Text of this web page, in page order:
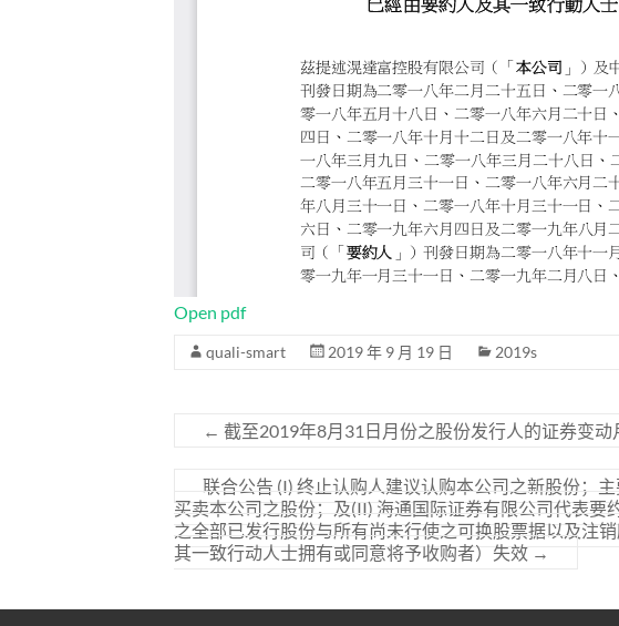
Open pdf
quali-smart 2019 年 9 月 19 日 2019s
← 截至2019年8月31日月份之股份发行人的证券变动
联合公告 (I) 终止认购人建议认购本公司之新股份；
买卖本公司之股份；及(II) 海通国际证券有限公司代表
之全部已发行股份与所有尚未行使之可换股票据以及注
其一致行动人士拥有或同意将予收购者）失效 →